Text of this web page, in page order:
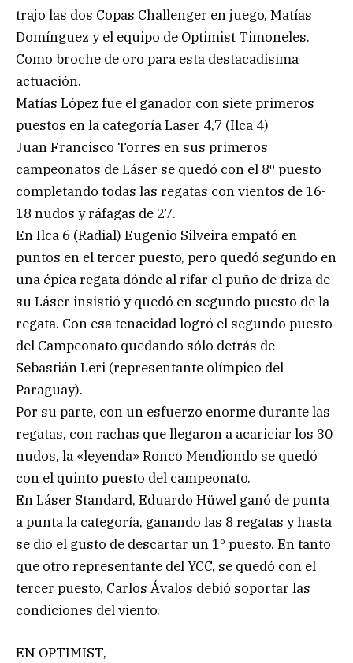
trajo las dos Copas Challenger en juego, Matías
Domínguez y el equipo de Optimist Timoneles.
Como broche de oro para esta destacadísima
actuación.
Matías López fue el ganador con siete primeros
puestos en la categoría Laser 4,7 (Ilca 4)
Juan Francisco Torres en sus primeros
campeonatos de Láser se quedó con el 8º puesto
completando todas las regatas con vientos de 16-
18 nudos y ráfagas de 27.
En Ilca 6 (Radial) Eugenio Silveira empató en
puntos en el tercer puesto, pero quedó segundo en
una épica regata dónde al rifar el puño de driza de
su Láser insistió y quedó en segundo puesto de la
regata. Con esa tenacidad logró el segundo puesto
del Campeonato quedando sólo detrás de
Sebastián Leri (representante olímpico del
Paraguay).
Por su parte, con un esfuerzo enorme durante las
regatas, con rachas que llegaron a acariciar los 30
nudos, la «leyenda» Ronco Mendiondo se quedó
con el quinto puesto del campeonato.
En Láser Standard, Eduardo Hüwel ganó de punta
a punta la categoría, ganando las 8 regatas y hasta
se dio el gusto de descartar un 1º puesto. En tanto
que otro representante del YCC, se quedó con el
tercer puesto, Carlos Ávalos debió soportar las
condiciones del viento.
EN OPTIMIST,